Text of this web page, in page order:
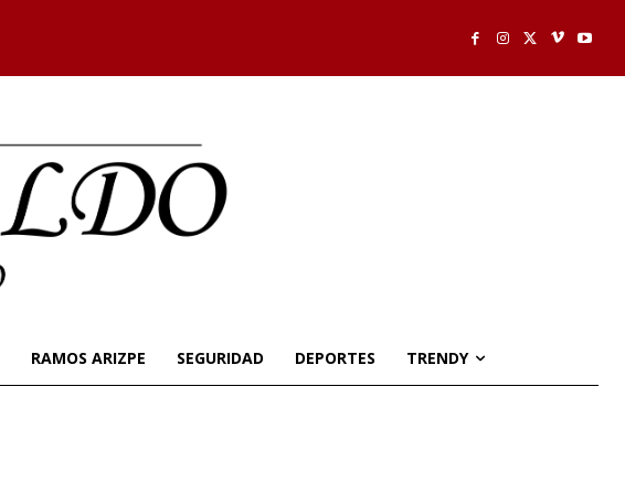
RAMOS ARIZPE SEGURIDAD DEPORTES TRENDY